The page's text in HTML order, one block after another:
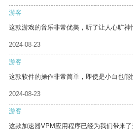
游客
这款游戏的音乐非常优美，听了让人心旷神
2024-08-23
游客
这款软件的操作非常简单，即使是小白也能
2024-08-23
游客
这款加速器VPM应用程序已经为我们带来了